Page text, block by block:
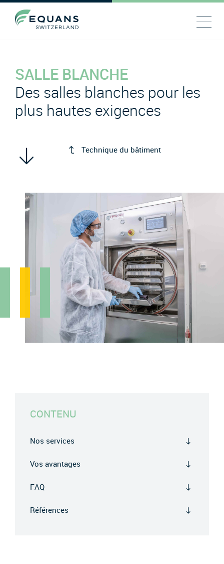
SALLE BLANCHE
Des salles blanches pour les
plus hautes exigences
Technique du bâtiment
CONTENU
Nos services
Vos avantages
FAQ
Références